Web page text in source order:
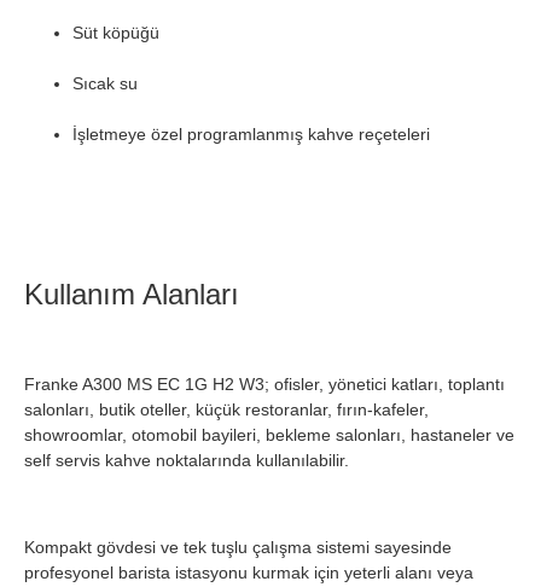
Süt köpüğü
Sıcak su
İşletmeye özel programlanmış kahve reçeteleri
Kullanım Alanları
Franke A300 MS EC 1G H2 W3; ofisler, yönetici katları, toplantı
salonları, butik oteller, küçük restoranlar, fırın-kafeler,
showroomlar, otomobil bayileri, bekleme salonları, hastaneler ve
self servis kahve noktalarında kullanılabilir.
Kompakt gövdesi ve tek tuşlu çalışma sistemi sayesinde
profesyonel barista istasyonu kurmak için yeterli alanı veya